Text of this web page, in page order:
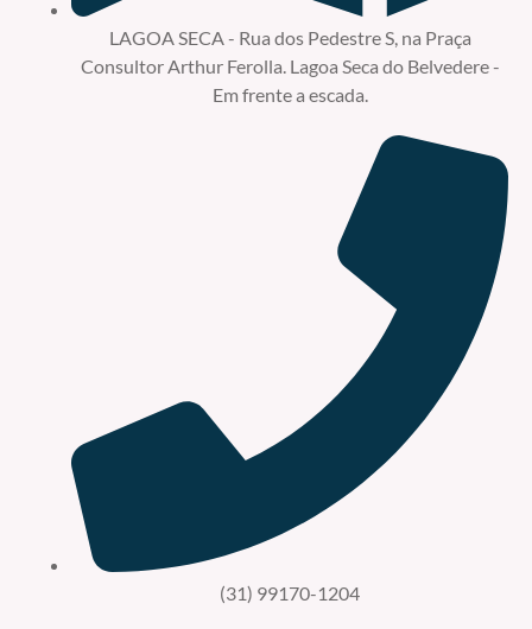
LAGOA SECA - Rua dos Pedestre S, na Praça
Consultor Arthur Ferolla. Lagoa Seca do Belvedere -
Em frente a escada.
(31) 99170-1204